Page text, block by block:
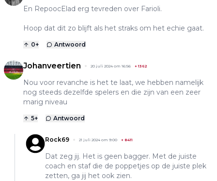
En RepoocElad erg tevreden over Farioli.
Hoop dat dit zo blijft als het straks om het echie gaat.
0+ Antwoord
Johanveertien 20 juli 2024 om 16:56 +1362
Nou voor revanche is het te laat, we hebben namelijk
nog steeds dezelfde spelers en die zijn van een zeer
marig niveau
5+ Antwoord
Rock69 21 juli 2024 om 9:00 + 8411
Dat zeg jij. Het is geen bagger. Met de juiste
coach en staf die de poppetjes op de juiste plek
zetten, ga jij het ook zien.